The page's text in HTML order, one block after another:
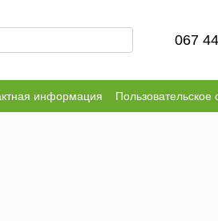
067
информация Пользовательское